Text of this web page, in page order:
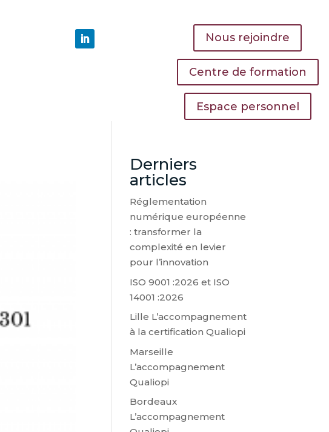
Nous rejoindre
Centre de formation
Espace personnel
Derniers
articles
Réglementation
numérique européenne
: transformer la
complexité en levier
pour l’innovation
ISO 9001 :2026 et ISO
14001 :2026
Lille L’accompagnement
à la certification Qualiopi
Marseille
L’accompagnement
Qualiopi
Bordeaux
L’accompagnement